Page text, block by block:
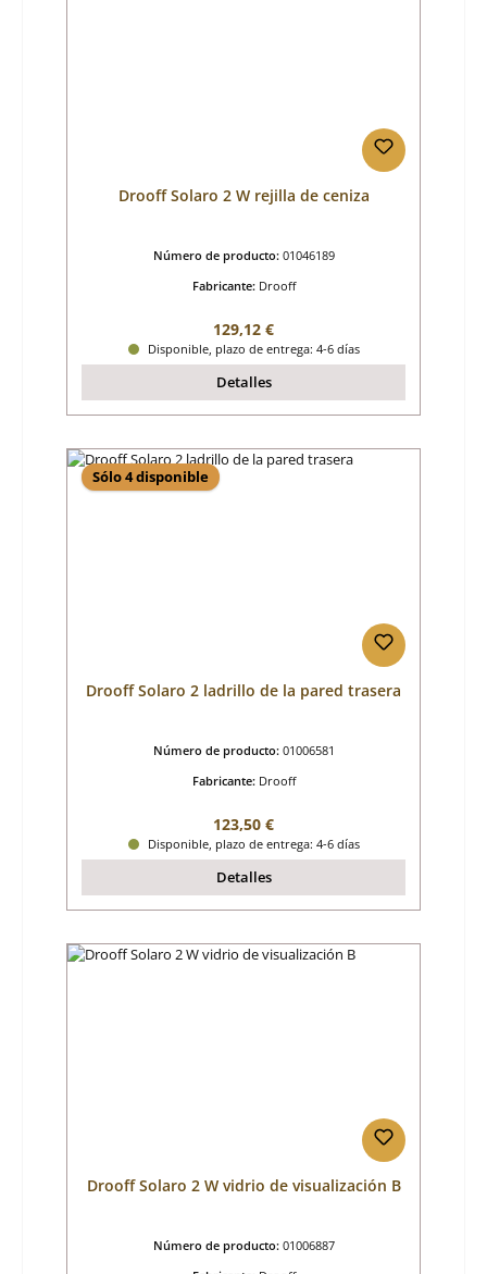
Drooff Solaro 2 W rejilla de ceniza
Número de producto: 01046189
Fabricante: Drooff
Precio normal:
129,12 €
Disponible, plazo de entrega: 4-6 días
Detalles
Sólo 4 disponible
Drooff Solaro 2 ladrillo de la pared trasera
Número de producto: 01006581
Fabricante: Drooff
Precio normal:
123,50 €
Disponible, plazo de entrega: 4-6 días
Detalles
Drooff Solaro 2 W vidrio de visualización B
Número de producto: 01006887